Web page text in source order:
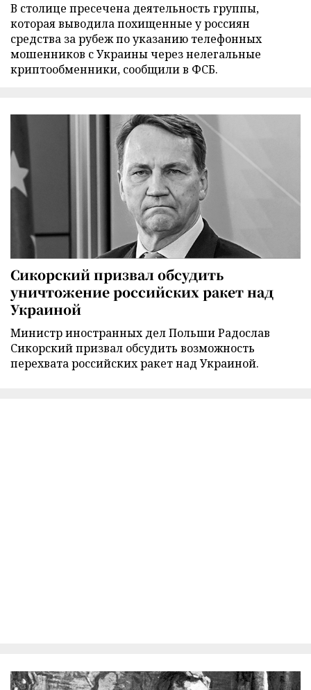
В столице пресечена деятельность группы,
которая выводила похищенные у россиян
средства за рубеж по указанию телефонных
мошенников с Украины через нелегальные
криптообменники, сообщили в ФСБ.
Сикорский призвал обсудить
уничтожение российских ракет над
Украиной
Министр иностранных дел Польши Радослав
Сикорский призвал обсудить возможность
перехвата российских ракет над Украиной.